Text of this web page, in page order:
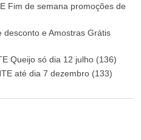
Fim de semana promoções de
e Amostras Grátis
Queijo só dia 12 julho (136)
até dia 7 dezembro (133)